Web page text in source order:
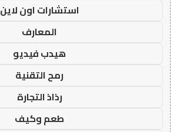
استشارات اون لاين
المعارف
هيدب فيديو
رمح التقنية
رذاذ التجارة
طعم وكيف